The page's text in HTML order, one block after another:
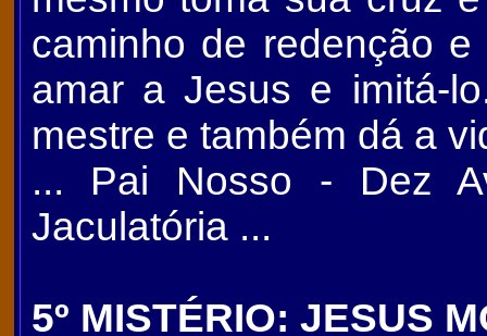
caminho de redenção
amar a Jesus e imitá-
mestre e também dá a
... Pai Nosso - Dez
Jaculatória ...
5º MISTÉRIO: JESUS